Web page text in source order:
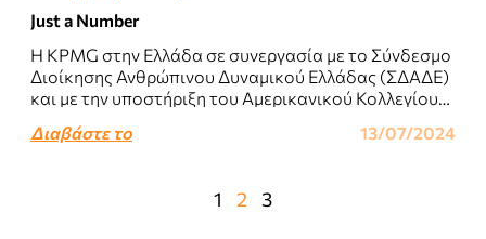
Just a Number
Η KPMG στην Ελλάδα σε συνεργασία με το Σύνδεσμο
Διοίκησης Ανθρώπινου Δυναμικού Ελλάδας (ΣΔΑΔΕ)
και με την υποστήριξη του Αμερικανικού Κολλεγίου
συνεχή..
Διαβάστε το 13/07/2024
1 2 3